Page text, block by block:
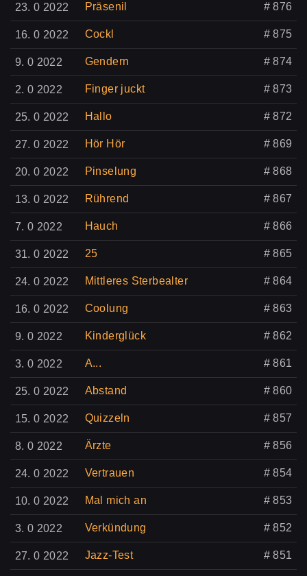
23. 0 2022 Präsenil # 876
16. 0 2022 Cockl # 875
9. 0 2022 Gendern # 874
2. 0 2022 Finger juckt # 873
25. 0 2022 Hallo # 872
27. 0 2022 Hör Hör # 869
20. 0 2022 Pinselung # 868
13. 0 2022 Rührend # 867
7. 0 2022 Hauch # 866
31. 0 2022 25 # 865
24. 0 2022 Mittleres Sterbealter # 864
16. 0 2022 Coolung # 863
9. 0 2022 Kinderglück # 862
3. 0 2022 A... # 861
25. 0 2022 Abstand # 860
15. 0 2022 Quizzeln # 857
8. 0 2022 Ärzte # 856
24. 0 2022 Vertrauen # 854
10. 0 2022 Mal mich an # 853
3. 0 2022 Verkündung # 852
27. 0 2022 Jazz-Test # 851